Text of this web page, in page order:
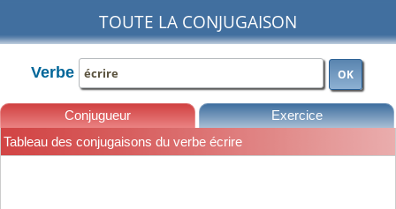
TOUTE LA CONJUGAISON
Verbe OK
Conjugueur Exercice
Tableau des conjugaisons du verbe écrire